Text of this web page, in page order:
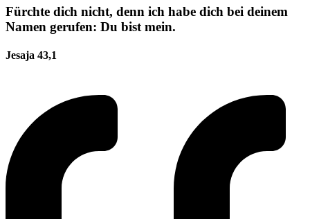
Fürchte dich nicht, denn ich habe dich bei deinem
Namen gerufen: Du bist mein.
Jesaja 43,1